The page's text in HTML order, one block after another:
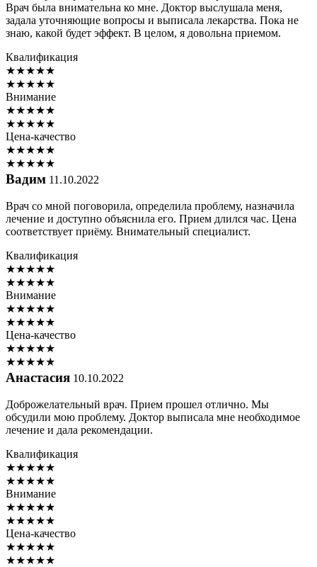
Врач была внимательна ко мне. Доктор выслушала меня,
задала уточняющие вопросы и выписала лекарства. Пока не
знаю, какой будет эффект. В целом, я довольна приемом.
Квалификация
★★★★★
★★★★★
Внимание
★★★★★
★★★★★
Цена-качество
★★★★★
★★★★★
Вадим 11.10.2022
Врач со мной поговорила, определила проблему, назначила
лечение и доступно объяснила его. Прием длился час. Цена
соответствует приёму. Внимательный специалист.
Квалификация
★★★★★
★★★★★
Внимание
★★★★★
★★★★★
Цена-качество
★★★★★
★★★★★
Анастасия 10.10.2022
Доброжелательный врач. Прием прошел отлично. Мы
обсудили мою проблему. Доктор выписала мне необходимое
лечение и дала рекомендации.
Квалификация
★★★★★
★★★★★
Внимание
★★★★★
★★★★★
Цена-качество
★★★★★
★★★★★